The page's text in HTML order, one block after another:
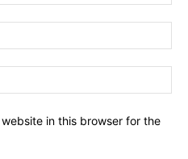
in this browser for the